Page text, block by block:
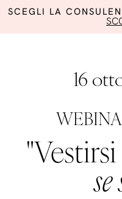
SCEGLI LA
16
se